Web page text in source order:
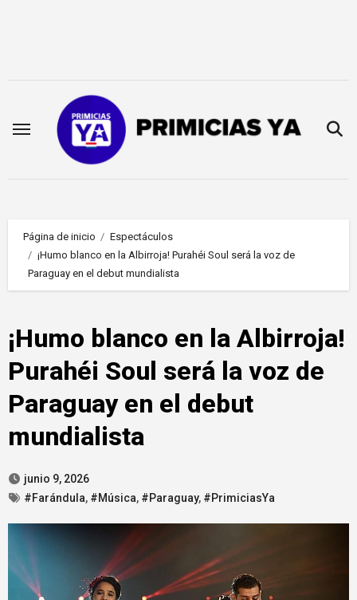
Página de inicio
Espectáculos
¡Humo blanco en la Albirroja! Purahéi Soul será la voz de
Paraguay en el debut mundialista
¡Humo blanco en la Albirroja!
Purahéi Soul será la voz de
Paraguay en el debut
mundialista
junio 9, 2026
#Farándula, #Música, #Paraguay, #PrimiciasYa